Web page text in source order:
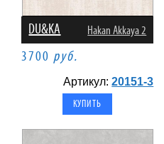
DU&KA Hakan Akkaya 2
3700 руб.
Артикул:20151-3